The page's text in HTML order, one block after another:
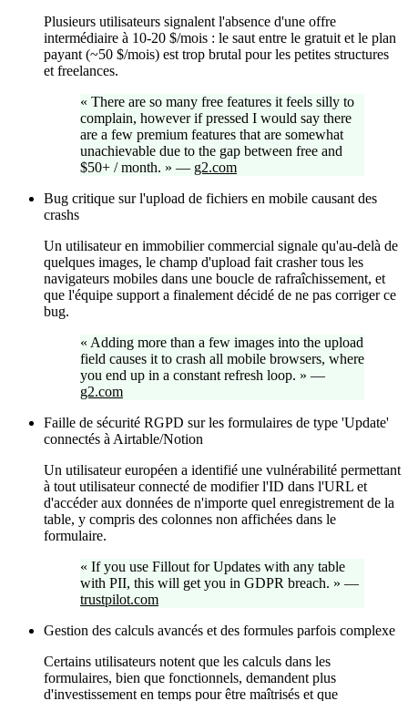
Plusieurs utilisateurs signalent l'absence d'une offre
intermédiaire à 10-20 $/mois : le saut entre le gratuit et le plan
payant (~50 $/mois) est trop brutal pour les petites structures
et freelances.
« There are so many free features it feels silly to
complain, however if pressed I would say there
are a few premium features that are somewhat
unachievable due to the gap between free and
$50+ / month. » — g2.com
Bug critique sur l'upload de fichiers en mobile causant des
crashs
Un utilisateur en immobilier commercial signale qu'au-delà de
quelques images, le champ d'upload fait crasher tous les
navigateurs mobiles dans une boucle de rafraîchissement, et
que l'équipe support a finalement décidé de ne pas corriger ce
bug.
« Adding more than a few images into the upload
field causes it to crash all mobile browsers, where
you end up in a constant refresh loop. » —
g2.com
Faille de sécurité RGPD sur les formulaires de type 'Update'
connectés à Airtable/Notion
Un utilisateur européen a identifié une vulnérabilité permettant
à tout utilisateur connecté de modifier l'ID dans l'URL et
d'accéder aux données de n'importe quel enregistrement de la
table, y compris des colonnes non affichées dans le
formulaire.
« If you use Fillout for Updates with any table
with PII, this will get you in GDPR breach. » —
trustpilot.com
Gestion des calculs avancés et des formules parfois complexe
Certains utilisateurs notent que les calculs dans les
formulaires, bien que fonctionnels, demandent plus
d'investissement en temps pour être maîtrisés et que